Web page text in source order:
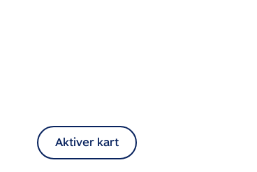
Aktiver kart